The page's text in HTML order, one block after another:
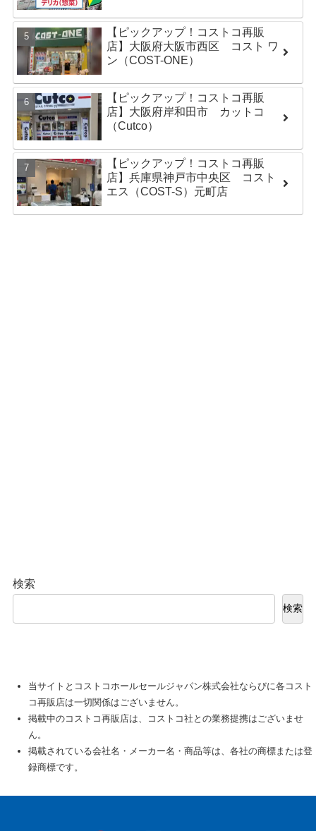
【ピックアップ！コストコ再販
店】大阪府大阪市西区 コスト ワ
ン（COST-ONE）
【ピックアップ！コストコ再販
店】大阪府岸和田市 カットコ
（Cutco）
【ピックアップ！コストコ再販
店】兵庫県神戸市中央区 コスト
エス（COST-S）元町店
検索
検索
当サイトとコストコホールセールジャパン株式会社ならびに各コスト
コ再販店は一切関係はございません。
掲載中のコストコ再販店は、コストコ社との業務提携はございませ
ん。
掲載されている会社名・メーカー名・商品等は、各社の商標または登
録商標です。